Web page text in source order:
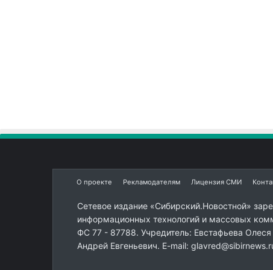
О проекте Рекламодателям Лицензия СМИ
Сетевое издание «Сибирский.Новостной»
информационных технологий и массовых
ФС 77 - 87788. Учредитель: Евстафьева
Андрей Евгеньевич. E-mail: